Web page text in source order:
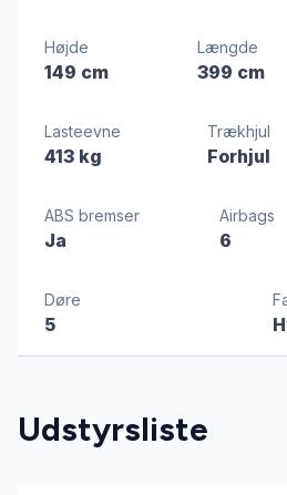
Højde
149 cm
Længde
399 cm
Lasteevne
413 kg
Trækhjul
Forhjul
ABS bremser
Ja
Airbags
6
Døre
5
Udstyrsliste